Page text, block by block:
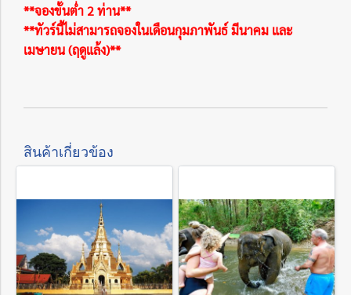
**จองขั้นต่ำ 2 ท่าน**
**ทัวร์นี้ไม่สามารถจองในเดือนกุมภาพันธ์ มีนาคม และ
เมษายน (ฤดูแล้ง)**
สินค้าเกี่ยวข้อง